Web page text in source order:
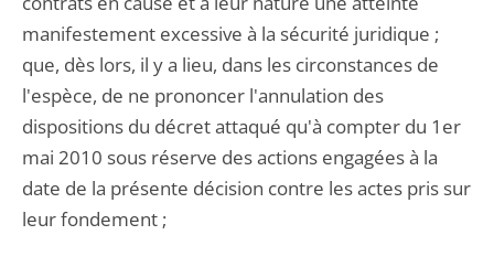
manifestement excessive à la sécurité juridique ;
que, dès lors, il y a lieu, dans les circonstances de
l'espèce, de ne prononcer l'annulation des
dispositions du décret attaqué qu'à compter du 1er
mai 2010 sous réserve des actions engagées à la
date de la présente décision contre les actes pris sur
leur fondement ;